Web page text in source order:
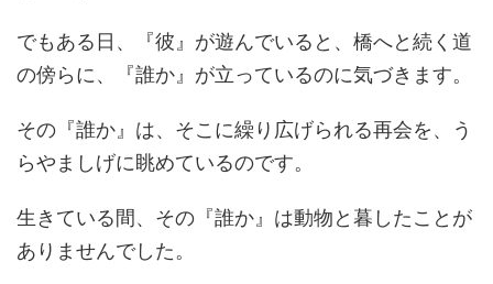
でもある日、『彼』が遊んでいると、橋へと続く道
の傍らに、『誰か』が立っているのに気づきます。
その『誰か』は、そこに繰り広げられる再会を、う
らやましげに眺めているのです。
生きている間、その『誰か』は動物と暮したことが
ありませんでした。